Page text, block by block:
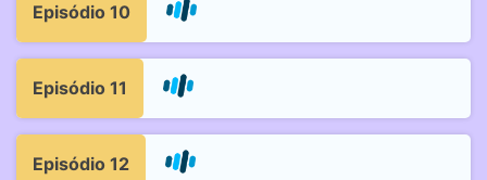
Episódio 10
Episódio 11
Episódio 12